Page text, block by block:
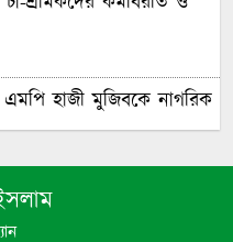
হাজী মুজিবকে নাগরিক
রহমানকে নিয়ে এআই
ভিডিও: আরও এক আসামি